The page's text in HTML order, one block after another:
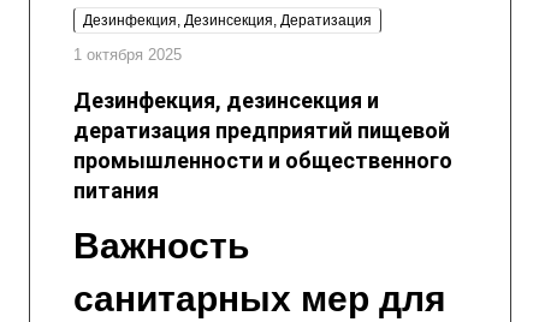
Дезинфекция, Дезинсекция, Дератизация
1 октября 2025
Дезинфекция, дезинсекция и
дератизация предприятий пищевой
промышленности и общественного
питания
Важность
санитарных мер для